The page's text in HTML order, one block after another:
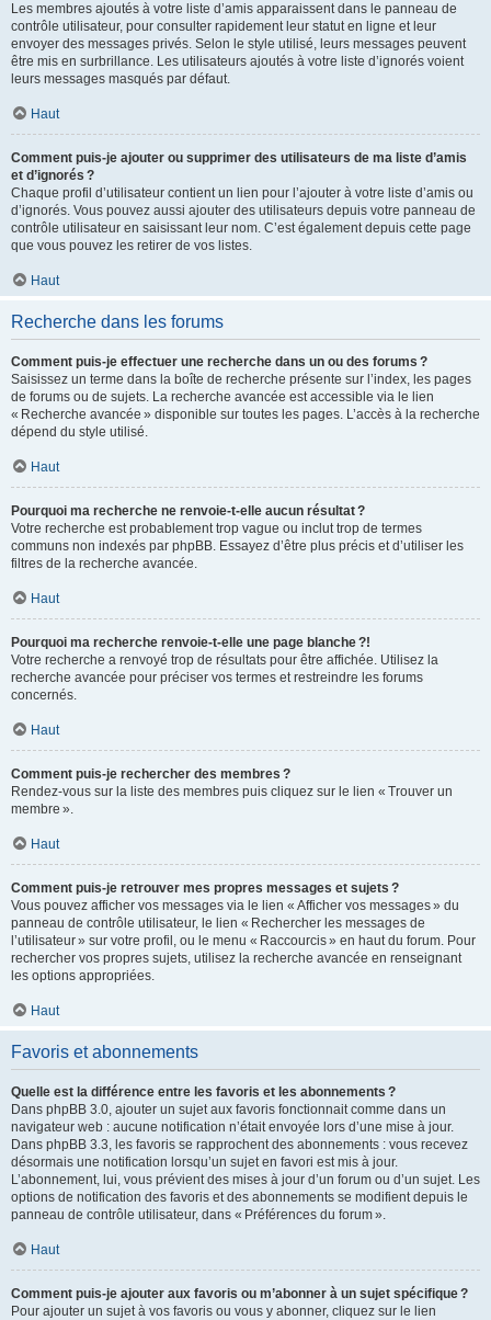
Les membres ajoutés à votre liste d’amis apparaissent dans le panneau de
contrôle utilisateur, pour consulter rapidement leur statut en ligne et leur
envoyer des messages privés. Selon le style utilisé, leurs messages peuvent
être mis en surbrillance. Les utilisateurs ajoutés à votre liste d’ignorés voient
leurs messages masqués par défaut.
Haut
Comment puis-je ajouter ou supprimer des utilisateurs de ma liste d’amis
et d’ignorés ?
Chaque profil d’utilisateur contient un lien pour l’ajouter à votre liste d’amis ou
d’ignorés. Vous pouvez aussi ajouter des utilisateurs depuis votre panneau de
contrôle utilisateur en saisissant leur nom. C’est également depuis cette page
que vous pouvez les retirer de vos listes.
Haut
Recherche dans les forums
Comment puis-je effectuer une recherche dans un ou des forums ?
Saisissez un terme dans la boîte de recherche présente sur l’index, les pages
de forums ou de sujets. La recherche avancée est accessible via le lien
« Recherche avancée » disponible sur toutes les pages. L’accès à la recherche
dépend du style utilisé.
Haut
Pourquoi ma recherche ne renvoie-t-elle aucun résultat ?
Votre recherche est probablement trop vague ou inclut trop de termes
communs non indexés par phpBB. Essayez d’être plus précis et d’utiliser les
filtres de la recherche avancée.
Haut
Pourquoi ma recherche renvoie-t-elle une page blanche ?!
Votre recherche a renvoyé trop de résultats pour être affichée. Utilisez la
recherche avancée pour préciser vos termes et restreindre les forums
concernés.
Haut
Comment puis-je rechercher des membres ?
Rendez-vous sur la liste des membres puis cliquez sur le lien « Trouver un
membre ».
Haut
Comment puis-je retrouver mes propres messages et sujets ?
Vous pouvez afficher vos messages via le lien « Afficher vos messages » du
panneau de contrôle utilisateur, le lien « Rechercher les messages de
l’utilisateur » sur votre profil, ou le menu « Raccourcis » en haut du forum. Pour
rechercher vos propres sujets, utilisez la recherche avancée en renseignant
les options appropriées.
Haut
Favoris et abonnements
Quelle est la différence entre les favoris et les abonnements ?
Dans phpBB 3.0, ajouter un sujet aux favoris fonctionnait comme dans un
navigateur web : aucune notification n’était envoyée lors d’une mise à jour.
Dans phpBB 3.3, les favoris se rapprochent des abonnements : vous recevez
désormais une notification lorsqu’un sujet en favori est mis à jour.
L’abonnement, lui, vous prévient des mises à jour d’un forum ou d’un sujet. Les
options de notification des favoris et des abonnements se modifient depuis le
panneau de contrôle utilisateur, dans « Préférences du forum ».
Haut
Comment puis-je ajouter aux favoris ou m’abonner à un sujet spécifique ?
Pour ajouter un sujet à vos favoris ou vous y abonner, cliquez sur le lien